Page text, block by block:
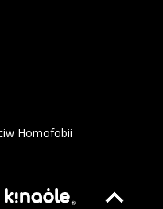
Homofobii
Strona otwiera